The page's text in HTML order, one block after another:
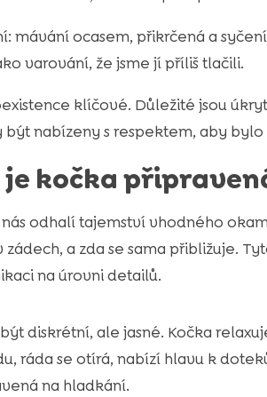
mávání ocasem, přikrčená a
varování, že jsme jí příliš tlačili.
klíčové. Důležité jsou
nabízeny s respektem, aby
je kočka
odhalí tajemství vhodného
zádech, a zda se sama přibližuje.
na úrovni detailů.
diskrétní, ale jasné. Kočka
ráda se otírá, nabízí hlavu k
na hladkání.